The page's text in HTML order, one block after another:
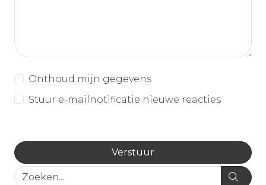
Onthoud mijn gegevens
Stuur e-mailnotificatie nieuwe reacties